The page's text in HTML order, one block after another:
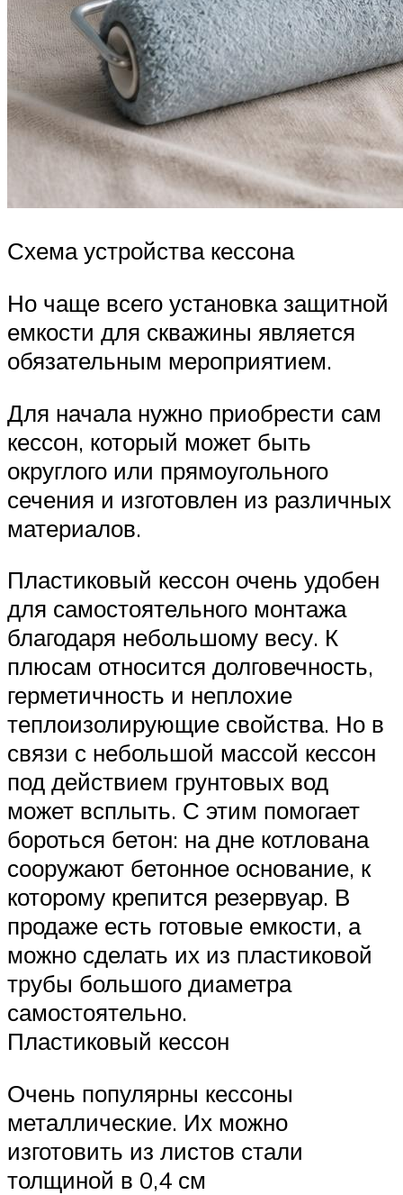
Схема устройства кессона
Но чаще всего установка защитной
емкости для скважины является
обязательным мероприятием.
Для начала нужно приобрести сам
кессон, который может быть
округлого или прямоугольного
сечения и изготовлен из различных
материалов.
Пластиковый кессон очень удобен
для самостоятельного монтажа
благодаря небольшому весу. К
плюсам относится долговечность,
герметичность и неплохие
теплоизолирующие свойства. Но в
связи с небольшой массой кессон
под действием грунтовых вод
может всплыть. С этим помогает
бороться бетон: на дне котлована
сооружают бетонное основание, к
которому крепится резервуар. В
продаже есть готовые емкости, а
можно сделать их из пластиковой
трубы большого диаметра
самостоятельно.
Пластиковый кессон
Очень популярны кессоны
металлические. Их можно
изготовить из листов стали
толщиной в 0,4 см